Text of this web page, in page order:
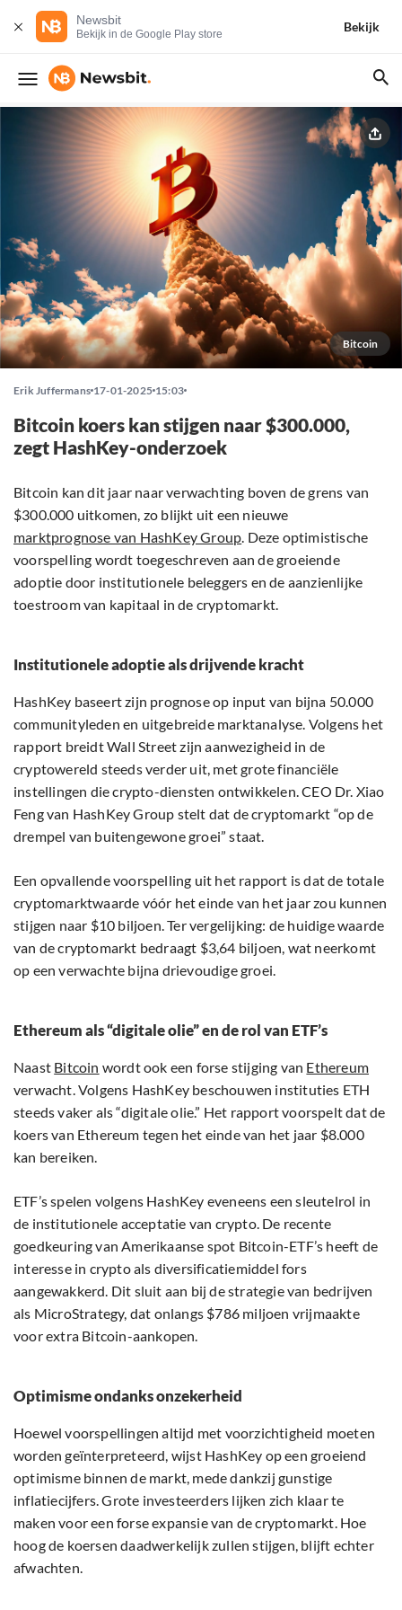
Newsbit
Bekijk in de Google Play store
Bekijk
Bitcoin
Erik Juffermans 17-01-2025 15:03
Bitcoin koers kan stijgen naar $300.000,
zegt HashKey-onderzoek
Bitcoin kan dit jaar naar verwachting boven de grens van
$300.000 uitkomen, zo blijkt uit een nieuwe
marktprognose van HashKey Group. Deze optimistische
voorspelling wordt toegeschreven aan de groeiende
adoptie door institutionele beleggers en de aanzienlijke
toestroom van kapitaal in de cryptomarkt.
Institutionele adoptie als drijvende kracht
HashKey baseert zijn prognose op input van bijna 50.000
communityleden en uitgebreide marktanalyse. Volgens het
rapport breidt Wall Street zijn aanwezigheid in de
cryptowereld steeds verder uit, met grote financiële
instellingen die crypto-diensten ontwikkelen. CEO Dr. Xiao
Feng van HashKey Group stelt dat de cryptomarkt “op de
drempel van buitengewone groei” staat.
Een opvallende voorspelling uit het rapport is dat de totale
cryptomarktwaarde vóór het einde van het jaar zou kunnen
stijgen naar $10 biljoen. Ter vergelijking: de huidige waarde
van de cryptomarkt bedraagt $3,64 biljoen, wat neerkomt
op een verwachte bijna drievoudige groei.
Ethereum als “digitale olie” en de rol van ETF’s
Naast Bitcoin wordt ook een forse stijging van Ethereum
verwacht. Volgens HashKey beschouwen instituties ETH
steeds vaker als “digitale olie.” Het rapport voorspelt dat de
koers van Ethereum tegen het einde van het jaar $8.000
kan bereiken.
ETF’s spelen volgens HashKey eveneens een sleutelrol in
de institutionele acceptatie van crypto. De recente
goedkeuring van Amerikaanse spot Bitcoin-ETF’s heeft de
interesse in crypto als diversificatiemiddel fors
aangewakkerd. Dit sluit aan bij de strategie van bedrijven
als MicroStrategy, dat onlangs $786 miljoen vrijmaakte
voor extra Bitcoin-aankopen.
Optimisme ondanks onzekerheid
Hoewel voorspellingen altijd met voorzichtigheid moeten
worden geïnterpreteerd, wijst HashKey op een groeiend
optimisme binnen de markt, mede dankzij gunstige
inflatiecijfers. Grote investeerders lijken zich klaar te
maken voor een forse expansie van de cryptomarkt. Hoe
hoog de koersen daadwerkelijk zullen stijgen, blijft echter
afwachten.